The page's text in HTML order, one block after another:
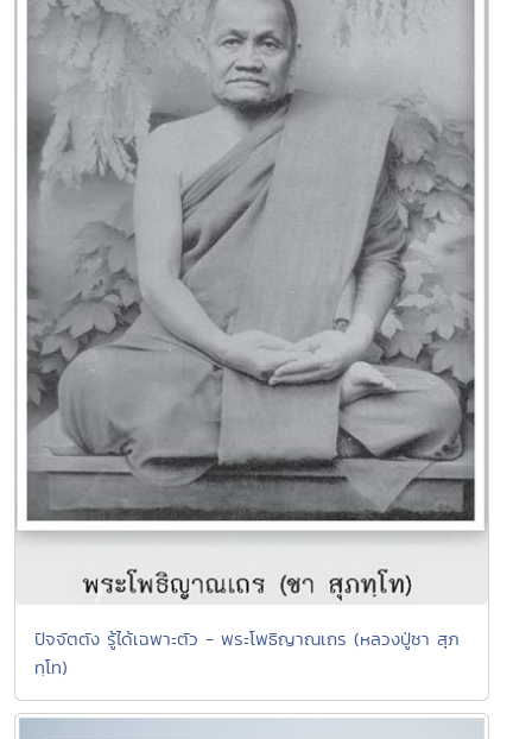
ปัจจัตตัง รู้ได้เฉพาะตัว - พระโพธิญาณเถร (หลวงปู่ชา สุภ
ทฺโท)